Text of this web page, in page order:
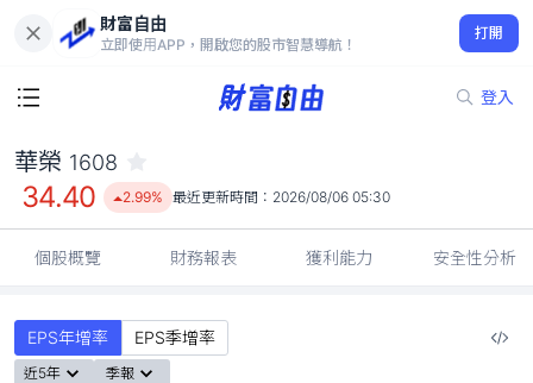
財富自由
立即使用APP，開啟您的股市智慧導航！
打開
登入
34.40
2.99%
華榮 1608
34.40 2.99% 最近更新時間： 2026/08/06 05:30
個股概覽 財務報表 獲利能力 安全性分析
EPS年增率 EPS季增率
近5年 季報